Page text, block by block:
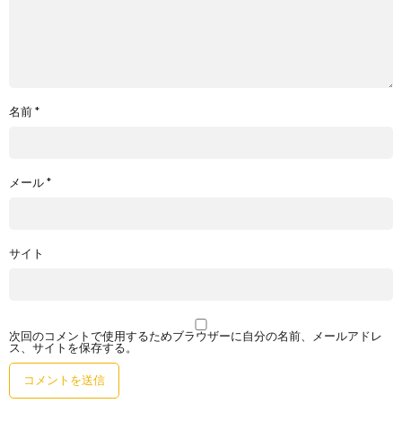
名前*
メール*
サイト
次回のコメントで使用するためブラウザーに自分の名前、メールアドレ
ス、サイトを保存する。